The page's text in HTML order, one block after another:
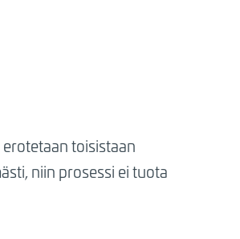
toisistaan
niin prosessi ei tuota